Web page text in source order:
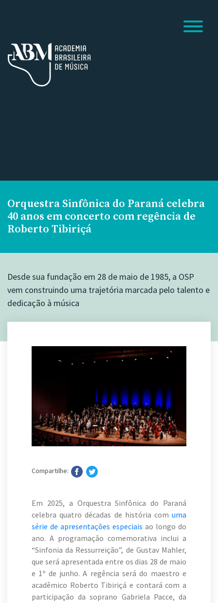
Orquestra Sinfônica do Paraná celebra
40 anos em concerto com regência de
Roberto Tibiriçá
Desde sua fundação em 28 de maio de 1985, a OSP
vem construindo uma trajetória marcada pelo talento e
dedicação à música
Compartilhe:
Em 2025, a Orquestra Sinfônica do Paraná
celebra quatro décadas de história com uma
série de apresentações especiais ao longo do
ano. A programação comemorativa inclui a
“Sinfonia da Ressurreição”, de Gustav Mahler,
que será apresentada entre os dias 28 de maio
e 1º de junho. A regência será do maestro e
acadêmico Roberto Tibiriçá e contará com a
participação da soprano Gabriela Pacce, da